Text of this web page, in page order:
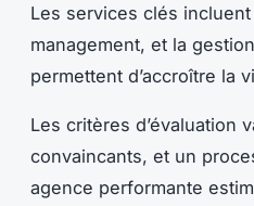
Les services clés
management, et la
permettent d’accroître la
Les critères d’évaluation
convaincants, et un
agence performante